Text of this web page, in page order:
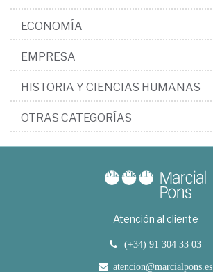
ECONOMÍA
EMPRESA
HISTORIA Y CIENCIAS HUMANAS
OTRAS CATEGORÍAS
Atención al cliente
(+34) 91 304 33 03
atencion@marcialpons.es